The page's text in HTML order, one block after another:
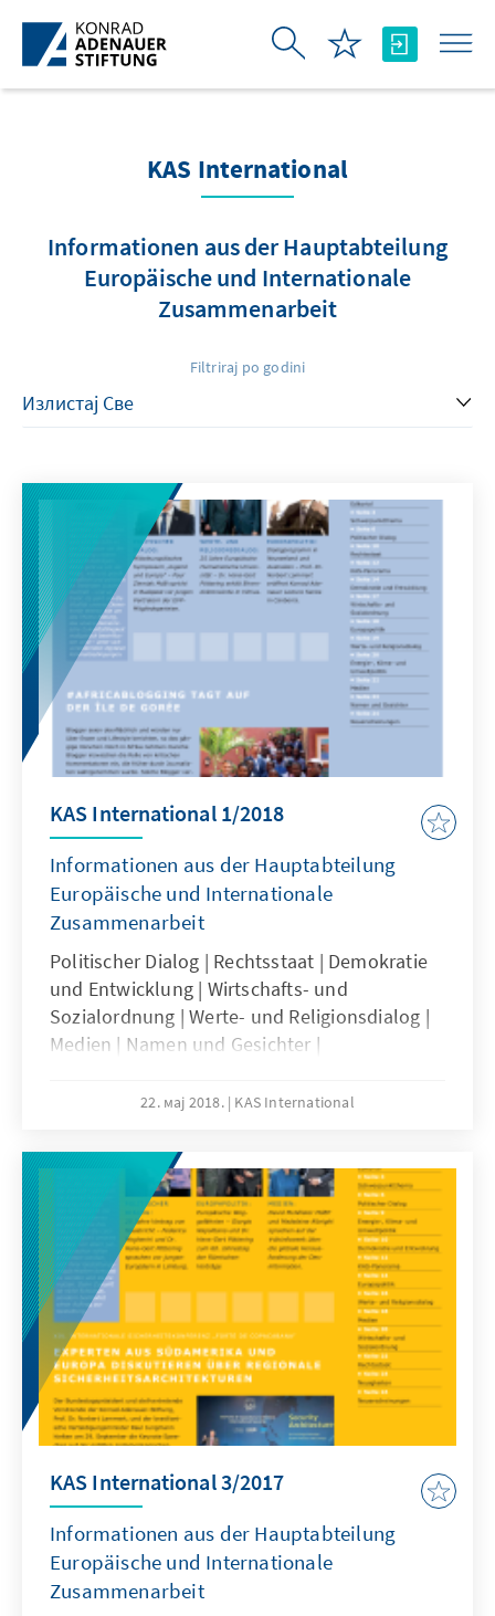
Skip to Main Content
KAS International
Informationen aus der Hauptabteilung
Europäische und Internationale
Zusammenarbeit
Filtriraj po godini
KAS International 1/2018
Informationen aus der Hauptabteilung
Europäische und Internationale
Zusammenarbeit
Politischer Dialog | Rechtsstaat | Demokratie
und Entwicklung | Wirtschafts- und
Sozialordnung | Werte- und Religionsdialog |
Medien | Namen und Gesichter |
22. мај 2018. KAS International
KAS International 3/2017
Informationen aus der Hauptabteilung
Europäische und Internationale
Zusammenarbeit